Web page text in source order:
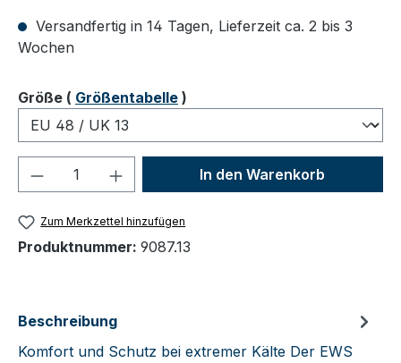
Versandfertig in 14 Tagen, Lieferzeit ca. 2 bis 3
Wochen
Größeauswählen
( Größentabelle )
Produkt Anzahl: Gib denIn den Warenkorb
Zum Merkzettel hinzufügen
Produktnummer: 9087.13
Beschreibung
Komfort und Schutz bei extremer Kälte Der EWS